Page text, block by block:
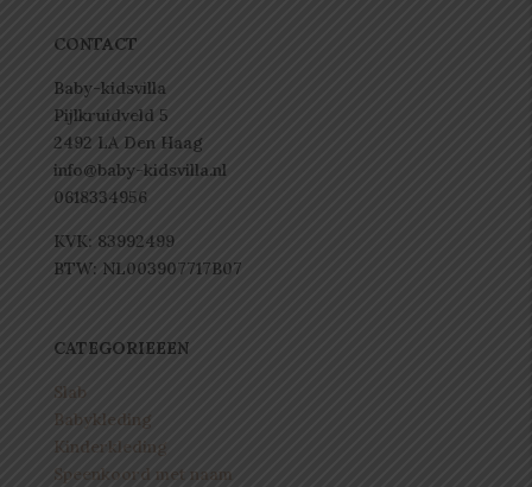
CONTACT
Baby-kidsvilla
Pijlkruidveld 5
2492 LA Den Haag
info@baby-kidsvilla.nl
0618334956
KVK: 83992499
BTW: NL003907717B07
CATEGORIEEEN
Slab
Babykleding
Kinderkleding
Speenkoord met naam